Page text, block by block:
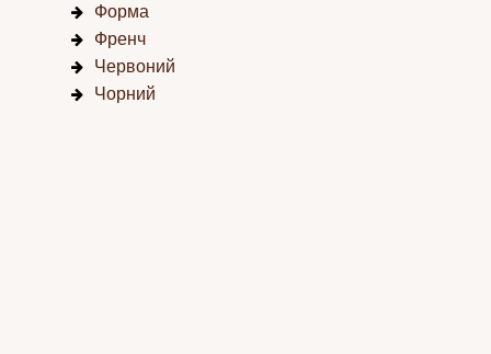
Форма
Френч
Червоний
Чорний